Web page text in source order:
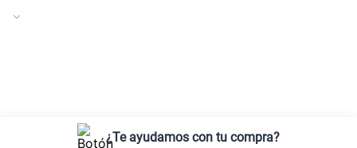
¿Te ayudamos con tu compra?